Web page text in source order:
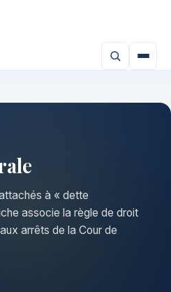
à « dette
associe la règle de droit
arrêts de la Cour de